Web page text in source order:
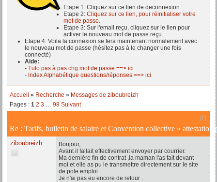
Etape 1: Cliquez sur ce lien de deconnexion
Etape 2: Cliquez sur ce lien, pour réinitialiser votre
mot de passe.
Etape 3: Sur l'email reçu, cliquez sur le lien pour
activer le nouveau mot de passe reçu.
Etape 4: Voila la connexion se fera maintenant normalement avec
le nouveau mot de passe (hésitez pas à le changer une fois
connecté)
Aide:
- Tuto pas à pas chg mot de passe ==> ici
- Index Alphabétique questions/réponses ==> ici
Accueil » Recherche » Messages de ziboubreizh
Pages : 1 2 3 … 98 Suivant
#1
Re : Tarifs, bulletin de salaire et Convention collective » attestation
ziboubreizh
Bonjour,
Avant il fallait effectivement envoyer par courrier.
Ma dernière fin de contrat ,la maman l'as fait devant
moi et elle as pu le transmettre directement sur le site
de pole emploi .
Je n'ai pas eu encore de retour .